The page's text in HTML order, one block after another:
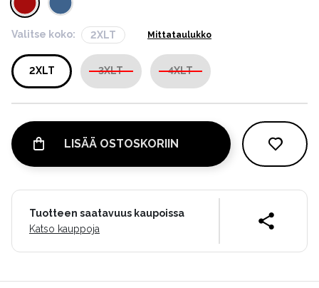
Valitse koko: 2XLT Mittataulukko
2XLT 3XLT 4XLT
LISÄÄ OSTOSKORIIN
Tuotteen saatavuus kaupoissa
Katso kauppoja